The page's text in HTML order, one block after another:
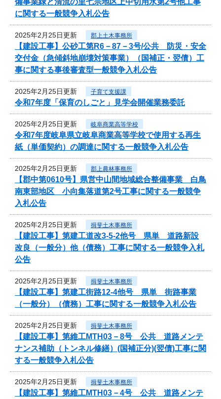
に関する一般競争入札公告
2025年2月25日更新 郡上土木事務所
【建設工事】公砂工第R6－87－3号/公共 防災・安全
交付金（急傾斜地崩壊対策事業）（国補正・翌債）工
事に関する事後審査型一般競争入札公告
2025年2月25日更新 子育て支援課
令和7年度「保育のしごと」見学会開催業務委託
2025年2月25日更新 岐阜商業高等学校
令和7年度岐阜県立岐阜商業高等学校で使用する再生
紙（単価契約）の調達に関する一般競争入札公告
2025年2月25日更新 郡上農林事務所
【郡中第0610号】県営中山間地域総合整備事業 白鳥
南東部地区 小向集落道第2号工事に関する一般競争
入札公告
2025年2月25日更新 揖斐土木事務所
【建設工事】第建工道改3-5-2他号 県単 道路新設
改良（一般分）他（債務）工事に関する一般競争入札
公告
2025年2月25日更新 揖斐土木事務所
【建設工事】第建工街路12-4他号 県単 街路事業
（一般分）（債務）工事に関する一般競争入札公告
2025年2月25日更新 揖斐土木事務所
【建設工事】第維工MTH03－8号 公共 道路メンテ
ナンス補助（トンネル修繕）(国補正分)(翌債)工事に関
する一般競争入札公告
2025年2月25日更新 揖斐土木事務所
【建設工事】第維工MTH03－4号 公共 道路メンテ